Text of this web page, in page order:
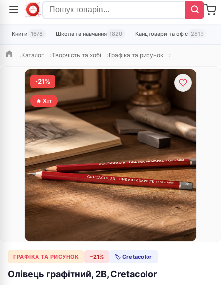
Книги 1678 Школа та навчання 1820 Канцтовари та офіс 2813
ГоловнаКаталог Творчість та хобі Графіка та рисунок
-21%
🔥 Хіт
ГРАФІКА ТА РИСУНОК −21% 🏷 Cretacolor
Олівець графітний, 2B, Cretacolor